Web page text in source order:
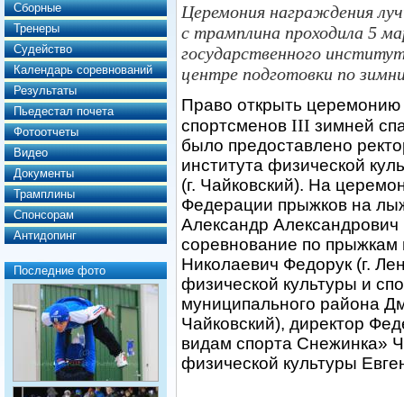
Сборные
Тренеры
Судейство
Календарь соревнований
Результаты
Пьедестал почета
Фотоотчеты
Видео
Документы
Трамплины
Спонсорам
Антидопинг
Последние фото
Церемония награждения
с трамплина проходила 5
государственного
центре подготовки по
Право открыть
спортсменов III зимней
было предоставлено
института физической
(г. Чайковский). На
Федерации прыжков на
Александр Александрович
соревнование по
Николаевич Федорук (г.
физической культуры и
муниципального района
Чайковский), директор
видам спорта Снежинка»
физической культуры